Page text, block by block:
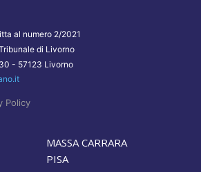
al numero 2/2021
di Livorno
- 57123 Livorno
Policy
MASSA CARRARA
PISA